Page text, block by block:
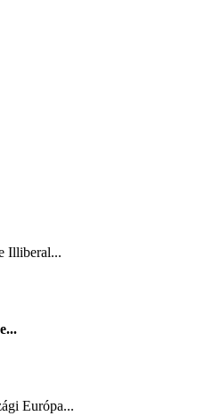
Illiberal...
Európa...